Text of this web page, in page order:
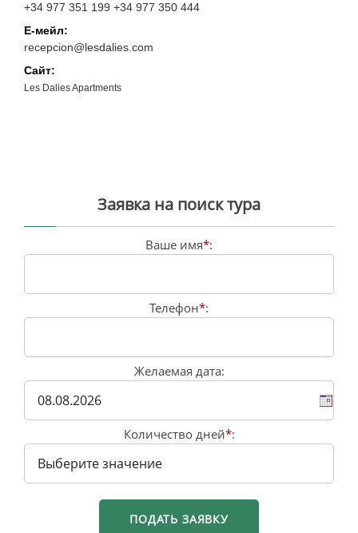
+34 977 351 199 +34 977 350 444
Е-мейл:
recepcion@lesdalies.com
Сайт:
Les Dalies Apartments
Заявка на поиск тура
Ваше имя*:
Телефон*:
Желаемая дата:
Количество дней*: